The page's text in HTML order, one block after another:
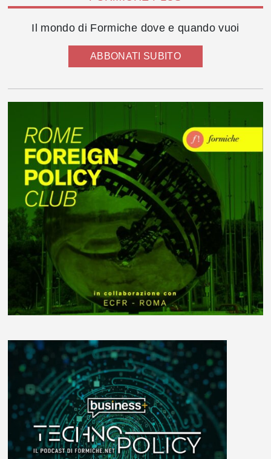
Il mondo di Formiche dove e quando vuoi
ABBONATI SUBITO